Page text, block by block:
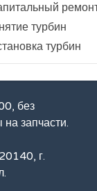
турбин
турбин
без
запчасти.
г.